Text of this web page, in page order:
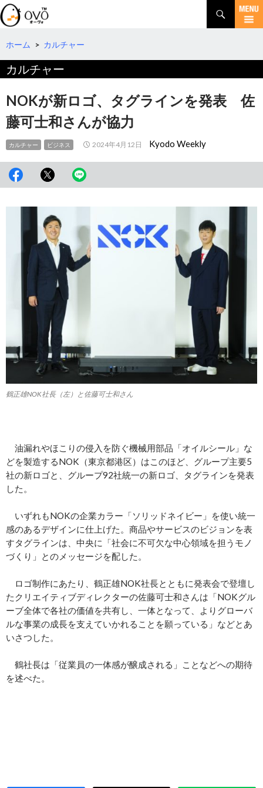
検
索
コ
テ
ツ
へ
移
動
ホーム > カルチャー
カルチャー
NOKが新ロゴ、タグラインを発表 佐
藤可士和さんが協力
カルチャー ビジネス 2024年4月12日 Kyodo Weekly
鶴正雄NOK社長（左）と佐藤可士和さん
油漏れやほこりの侵入を防ぐ機械用部品「オイルシール」な
どを製造するNOK（東京都港区）はこのほど、グループ主要5
社の新ロゴと、グループ92社統一の新ロゴ、タグラインを発表
した。
いずれもNOKの企業カラー「ソリッドネイビー」を使い統一
感のあるデザインに仕上げた。商品やサービスのビジョンを表
すタグラインは、中央に「社会に不可欠な中心領域を担うモノ
づくり」とのメッセージを配した。
ロゴ制作にあたり、鶴正雄NOK社長とともに発表会で登壇し
たクリエイティブディレクターの佐藤可士和さんは「NOKグル
ーブ全体で各社の価値を共有し、一体となって、よりグローバ
ルな事業の成長を支えていかれることを願っている」などとあ
いさつした。
鶴社長は「従業員の一体感が醸成される」ことなどへの期待
を述べた。